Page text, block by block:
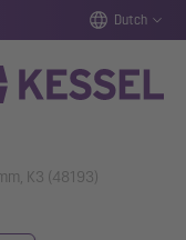
Dutch
K3 (48193)